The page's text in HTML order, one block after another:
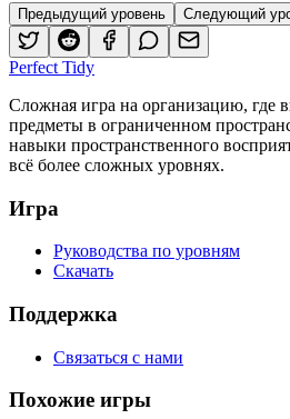
Предыдущий уровень Следующий
Perfect Tidy
Сложная игра на организацию, где
предметы в ограниченном
навыки пространственного
всё более сложных уровнях.
Игра
Руководства по уровням
Скачать
Поддержка
Связаться с нами
Похожие игры